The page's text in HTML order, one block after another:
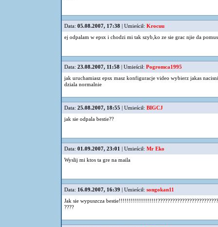
Data: 05.08.2007, 17:38 | Umieścił: Krocuu
ej odpalam w epsx i chodzi mi tak szyb,ko ze sie grac njie da
Data: 23.08.2007, 11:58 | Umieścił: Pogromca1995
jak uruchamiasz epsx masz konfiguracje video wybierz jakas
dziala normalnie
Data: 25.08.2007, 18:55 | Umieścił: BIGCJ
jak sie odpala bestie??
Data: 01.09.2007, 23:01 | Umieścił: Mr Eko
Wyslij mi ktos ta gre na maila
Data: 16.09.2007, 16:39 | Umieścił: songokan11
Jak sie wypuszcza
????